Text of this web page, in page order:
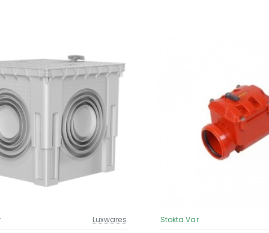
Güncel Fiyat
Luxwares Stokta Var